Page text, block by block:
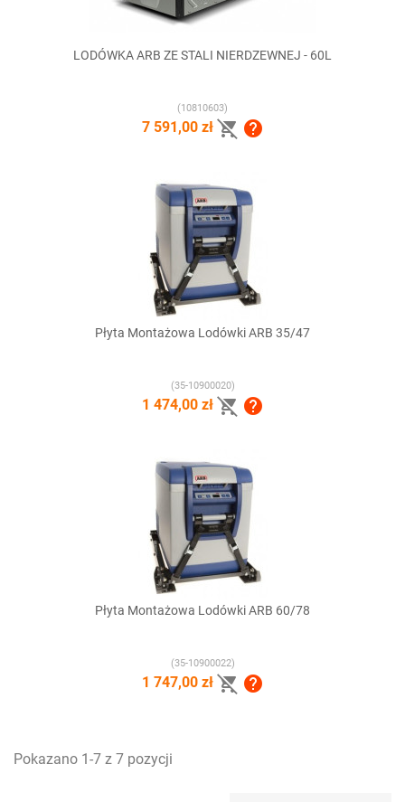
LODÓWKA ARB ZE STALI NIERDZEWNEJ - 60L
(10810603)
7 591,00 zł  
Płyta Montażowa Lodówki ARB 35/47
(35-10900020)
1 474,00 zł  
Płyta Montażowa Lodówki ARB 60/78
(35-10900022)
1 747,00 zł  
Pokazano 1-7 z 7 pozycji